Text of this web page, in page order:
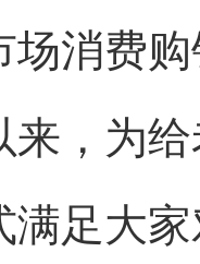
场消费
为给
满足大